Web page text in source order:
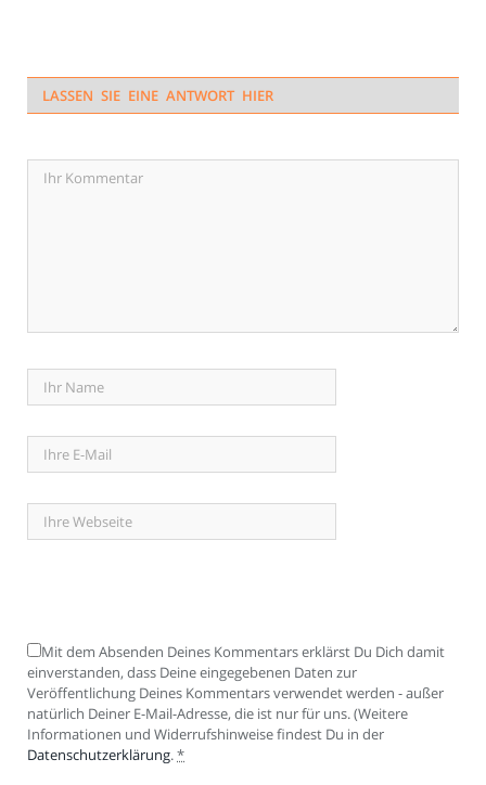
LASSEN SIE EINE ANTWORT HIER
Mit dem Absenden Deines Kommentars erklärst Du Dich damit
einverstanden, dass Deine eingegebenen Daten zur
Veröffentlichung Deines Kommentars verwendet werden - außer
natürlich Deiner E-Mail-Adresse, die ist nur für uns. (Weitere
Informationen und Widerrufshinweise findest Du in der
Datenschutzerklärung.*